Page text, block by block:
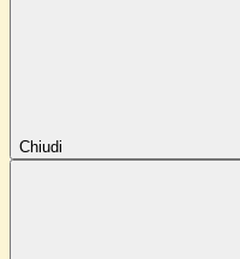
Chiudi